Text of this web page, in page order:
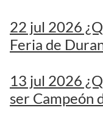
22 jul 2026
Feria de
13 jul 2026
ser Campeón